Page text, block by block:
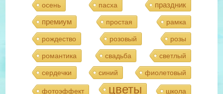
осень пасха
праздник
премиум
простая рамка
рождество розовый розы
романтика свадьба светлый
сердечки синий фиолетовый
фотоэффект цветы школа